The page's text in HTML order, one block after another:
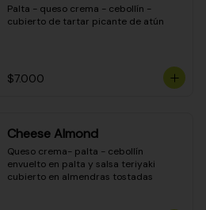
Palta - queso crema - cebollín -
cubierto de tartar picante de atún
$7.000
Cheese Almond
Queso crema- palta - cebollín
envuelto en palta y salsa teriyaki
cubierto en almendras tostadas